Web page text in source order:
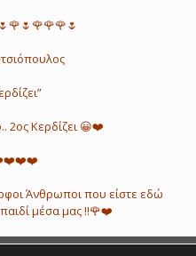
2ος Κερδίζει 😀❤️
Άνθρωποι που είστε εδώ
μέσα μας ‼️🌹❤️